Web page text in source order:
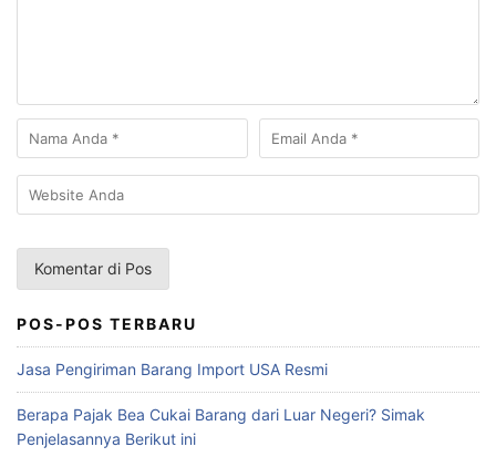
POS-POS TERBARU
Jasa Pengiriman Barang Import USA Resmi
Berapa Pajak Bea Cukai Barang dari Luar Negeri? Simak
Penjelasannya Berikut ini